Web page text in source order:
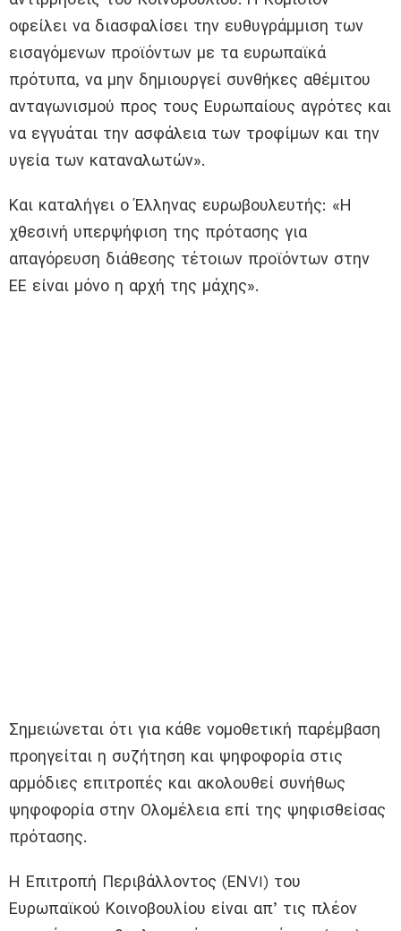
οφείλει να διασφαλίσει την ευθυγράμμιση των
εισαγόμενων προϊόντων με τα ευρωπαϊκά
πρότυπα, να μην δημιουργεί συνθήκες αθέμιτου
ανταγωνισμού προς τους Ευρωπαίους αγρότες και
να εγγυάται την ασφάλεια των τροφίμων και την
υγεία των καταναλωτών».
Και καταλήγει ο Έλληνας ευρωβουλευτής: «Η
χθεσινή υπερψήφιση της πρότασης για
απαγόρευση διάθεσης τέτοιων προϊόντων στην
ΕΕ είναι μόνο η αρχή της μάχης».
Σημειώνεται ότι για κάθε νομοθετική παρέμβαση
προηγείται η συζήτηση και ψηφοφορία στις
αρμόδιες επιτροπές και ακολουθεί συνήθως
ψηφοφορία στην Ολομέλεια επί της ψηφισθείσας
πρότασης.
Η Επιτροπή Περιβάλλοντος (ΕΝVI) του
Ευρωπαϊκού Κοινοβουλίου είναι απ’ τις πλέον